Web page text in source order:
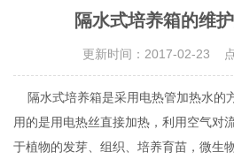
隔水式培养箱的维
更新时间：2017-02-23
隔水式培养箱是采用电热管加热水的
用的是用电热丝直接加热，利用空气对
于植物的发芽、组织、培养育苗，微生